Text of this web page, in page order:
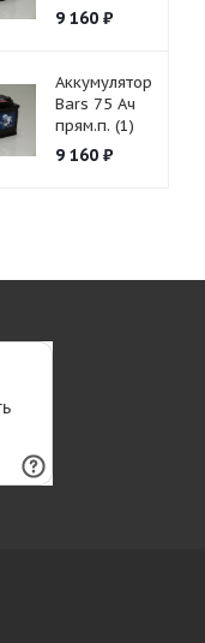
9 160₽
Аккумулятор
Bars 75 Ач
прям.п. (1)
9 160₽